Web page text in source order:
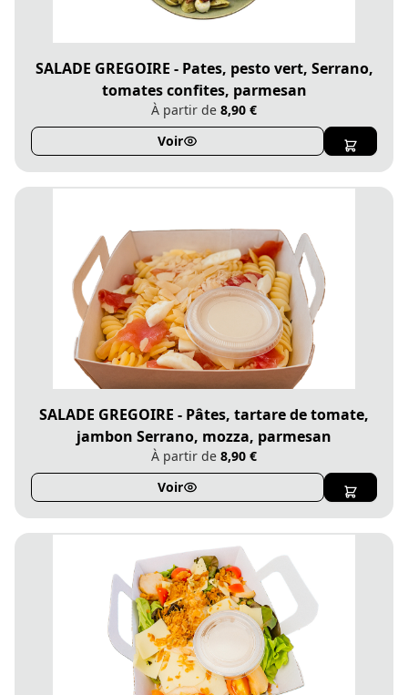
SALADE GREGOIRE - Pates, pesto vert, Serrano,
tomates confites, parmesan
À partir de 8,90 €
Voir
SALADE GREGOIRE - Pâtes, tartare de tomate,
jambon Serrano, mozza, parmesan
À partir de 8,90 €
Voir